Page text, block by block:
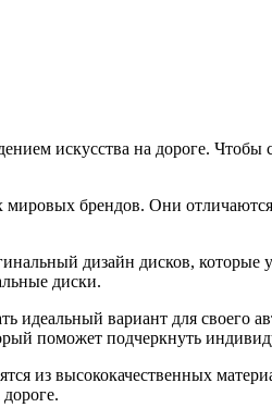
искусства на дороге. Чтобы
брендов. Они
дизайн дисков,
диски.
идеальный вариант для
поможет подчеркнуть
из высококачественных